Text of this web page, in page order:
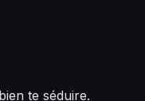
te séduire.